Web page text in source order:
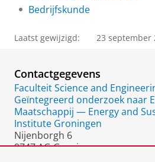
Bedrijfskunde
Laatst gewijzigd: 23 september
Contactgegevens
Faculteit Science and
Geïntegreerd onderzoek naar
Maatschappij — Energy and
Institute Groningen
Nijenborgh 6
9747 AG Groningen